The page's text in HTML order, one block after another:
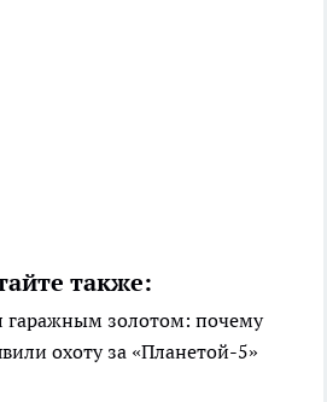
также:
гаражным золотом: почему
охоту за «Планетой-5»